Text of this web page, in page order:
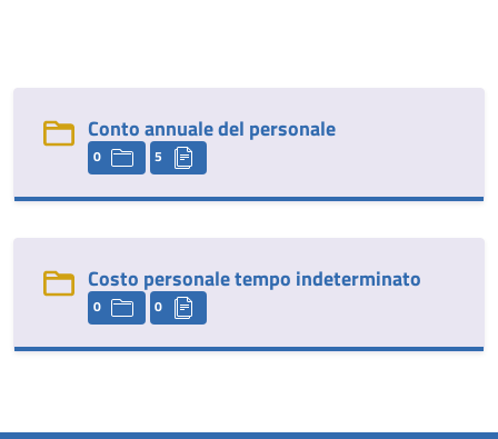
Conto annuale del personale
0 5
Costo personale tempo indeterminato
0 0